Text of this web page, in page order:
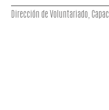
Dirección de Voluntariado,